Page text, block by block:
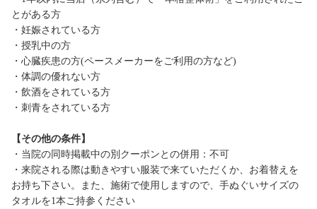
とがある方
・妊娠されている方
・授乳中の方
・心臓疾患の方(ペースメーカーをご利用の方など)
・体調の優れない方
・飲酒をされている方
・刺青をされている方
【その他の条件】
・当院の同時掲載中の別クーポンとの併用：不可
・来院される際は動きやすい服装で来ていただくか、お着替えを
お持ち下さい。また、施術で使用しますので、手ぬぐいサイズの
タオルを1本ご持参ください